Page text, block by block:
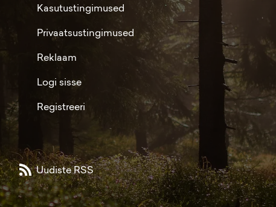
Kasutustingimused
Privaatsustingimused
Reklaam
Logi sisse
Registreeri
Uudiste RSS